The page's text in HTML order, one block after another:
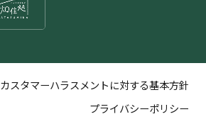
カスタマーハラスメントに対する基本方針
プライバシーポリシー